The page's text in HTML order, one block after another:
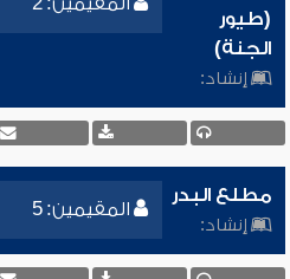
(طيور
الجنة)
إنشاد:
المقيمين: 5
مطلع البدر
إنشاد: